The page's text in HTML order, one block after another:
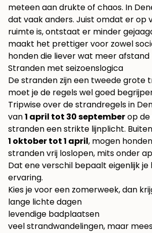
meteen aan drukte of chaos. In
dat vaak anders. Juist omdat er op
ruimte is, ontstaat er minder
maakt het prettiger voor zowel
honden die liever wat meer afstand
Stranden met seizoenslogica
De stranden zijn een tweede grote
moet je de regels wel goed
Tripwise over de strandregels in
van1 april tot 30 septemberop
stranden een strikte lijnplicht.
1 oktober tot 1 april, mogen
stranden vrij loslopen, mits onder
Dat ene verschil bepaalt eigenlijk
ervaring.
Kies je voor een zomerweek, dan
lange lichte dagen
levendige badplaatsen
veel strandwandelingen, maar